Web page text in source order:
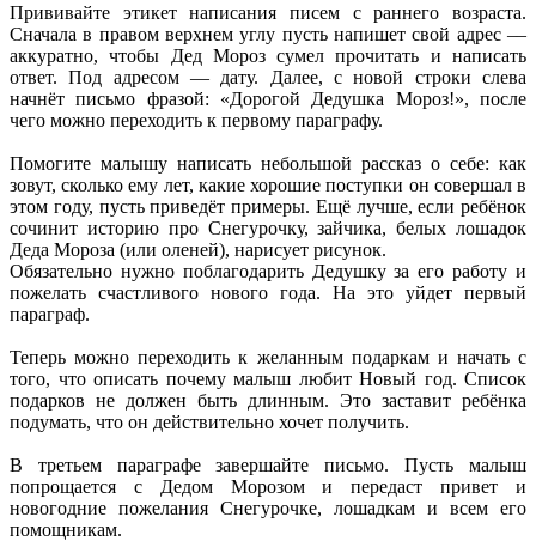
Прививайте этикет написания писем с раннего возраста.
Сначала в правом верхнем углу пусть напишет свой адрес ––
аккуратно, чтобы Дед Мороз сумел прочитать и написать
ответ. Под адресом — дату. Далее, с новой строки слева
начнёт письмо фразой: «Дорогой Дедушка Мороз!», после
чего можно переходить к первому параграфу.
Помогите малышу написать небольшой рассказ о себе: как
зовут, сколько ему лет, какие хорошие поступки он совершал в
этом году, пусть приведёт примеры. Ещё лучше, если ребёнок
сочинит историю про Снегурочку, зайчика, белых лошадок
Деда Мороза (или оленей), нарисует рисунок.
Обязательно нужно поблагодарить Дедушку за его работу и
пожелать счастливого нового года. На это уйдет первый
параграф.
Теперь можно переходить к желанным подаркам и начать с
того, что описать почему малыш любит Новый год. Список
подарков не должен быть длинным. Это заставит ребёнка
подумать, что он действительно хочет получить.
В третьем параграфе завершайте письмо. Пусть малыш
попрощается с Дедом Морозом и передаст привет и
новогодние пожелания Снегурочке, лошадкам и всем его
помощникам.